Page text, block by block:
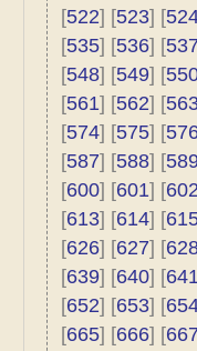
[522] [523] [
[535] [536] [
[548] [549] [
[561] [562] [
[574] [575] [
[587] [588] [
[600] [601] [
[613] [614] [
[626] [627] [
[639] [640] [
[652] [653] [
[665] [666] [